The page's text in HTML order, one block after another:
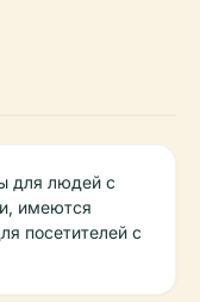
для людей с
имеются
посетителей с